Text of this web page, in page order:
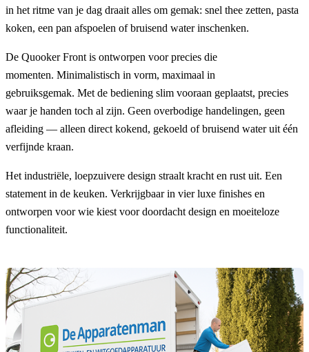
in het ritme van je dag draait alles om gemak: snel thee zetten, pasta
koken, een pan afspoelen of bruisend water inschenken.
De Quooker Front is ontworpen voor precies die
momenten. Minimalistisch in vorm, maximaal in
gebruiksgemak. Met de bediening slim vooraan geplaatst, precies
waar je handen toch al zijn. Geen overbodige handelingen, geen
afleiding — alleen direct kokend, gekoeld of bruisend water uit één
verfijnde kraan.
Het industriële, loepzuivere design straalt kracht en rust uit. Een
statement in de keuken. Verkrijgbaar in vier luxe finishes en
ontworpen voor wie kiest voor doordacht design en moeiteloze
functionaliteit.